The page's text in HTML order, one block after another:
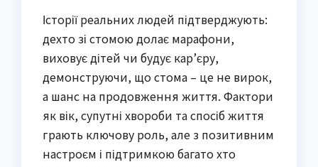
Історії реальних людей підтверджують:
дехто зі стомою долає марафони,
виховує дітей чи будує кар’єру,
демонструючи, що стома – це не вирок,
а шанс на продовження життя. Фактори
як вік, супутні хвороби та спосіб життя
грають ключову роль, але з позитивним
настроєм і підтримкою багато хто